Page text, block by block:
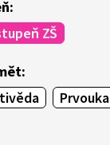
ZŠ
Prvouka